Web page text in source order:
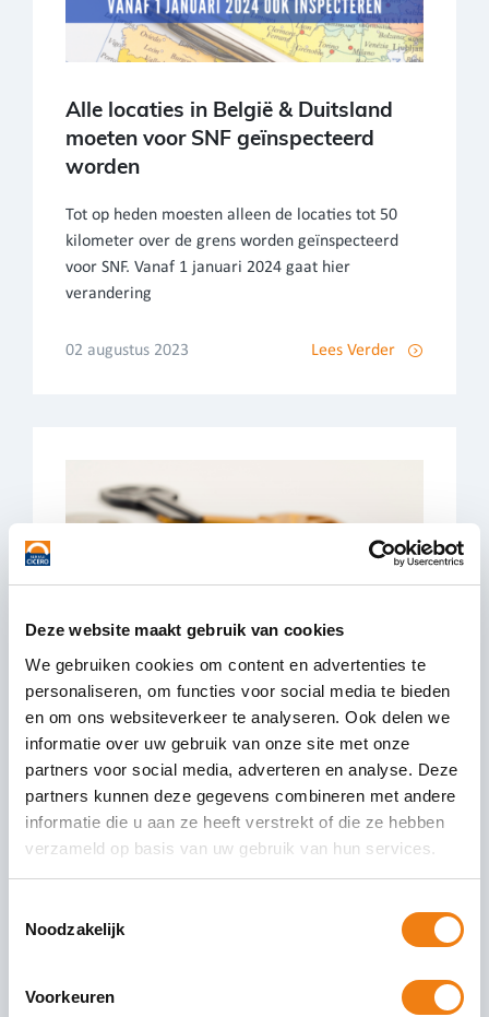
Deze website maakt gebruik van cookies
We gebruiken cookies om content en advertenties te
personaliseren, om functies voor social media te bieden
en om ons websiteverkeer te analyseren. Ook delen we
informatie over uw gebruik van onze site met onze
partners voor social media, adverteren en analyse. Deze
partners kunnen deze gegevens combineren met andere
informatie die u aan ze heeft verstrekt of die ze hebben
verzameld op basis van uw gebruik van hun services.
Noodzakelijk
Voorkeuren
Alle locaties in België & Duitsland
moeten voor SNF geïnspecteerd
worden
Tot op heden moesten alleen de locaties tot 50
kilometer over de grens worden geïnspecteerd
voor SNF. Vanaf 1 januari 2024 gaat hier
verandering
02 augustus 2023 Lees Verder
Wet Goed Verhuurschap
Per 1 juli 2023 gelden er voor verhuurders en
verhuurbemiddelaars nieuwe regels waar zij zich
aan dient te houden. De Wet Goed Verhuurschap
moet